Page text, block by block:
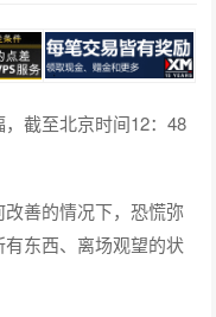
截至北京时间12：48
善的情况下，恐慌弥
东西、离场观望的状